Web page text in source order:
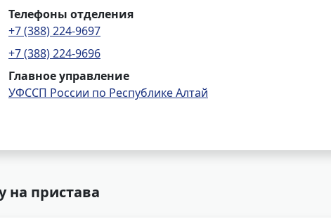
Телефоны отделения
+7 (388) 224-9697
+7 (388) 224-9696
Главное управление
УФССП России по Республике Алтай
на пристава